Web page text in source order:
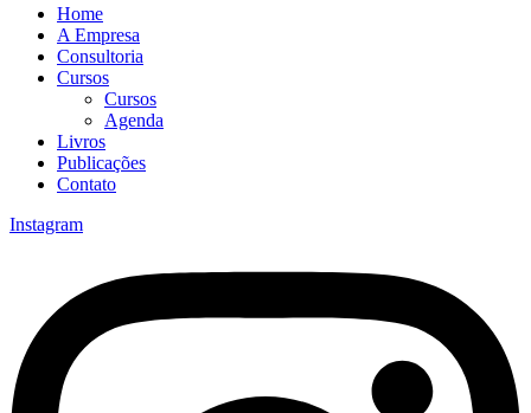
Home
A Empresa
Consultoria
Cursos
Cursos
Agenda
Livros
Publicações
Contato
Instagram